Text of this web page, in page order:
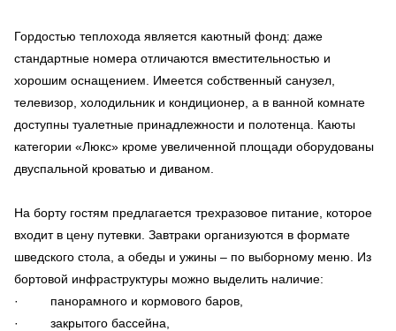
Гордостью теплохода является каютный фонд: даже
стандартные номера отличаются вместительностью и
хорошим оснащением. Имеется собственный санузел,
телевизор, холодильник и кондиционер, а в ванной комнате
доступны туалетные принадлежности и полотенца. Каюты
категории «Люкс» кроме увеличенной площади оборудованы
двуспальной кроватью и диваном.
На борту гостям предлагается трехразовое питание, которое
входит в цену путевки. Завтраки организуются в формате
шведского стола, а обеды и ужины – по выборному меню. Из
бортовой инфраструктуры можно выделить наличие:
· панорамного и кормового баров,
· закрытого бассейна,